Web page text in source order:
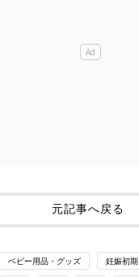
元記事へ戻る
ベビー用品・グッズ 妊娠初期